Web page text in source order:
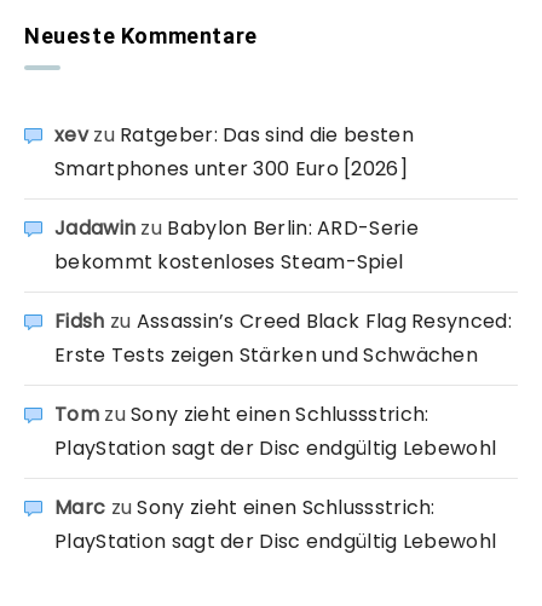
Neueste Kommentare
xevzu Ratgeber: Das sind die besten
Smartphones unter 300 Euro [2026]
Jadawin zu Babylon Berlin: ARD-Serie
bekommt kostenloses Steam-Spiel
Fidsh zu Assassin’s Creed Black Flag Resynced:
Erste Tests zeigen Stärken und Schwächen
TomzuSony zieht einen Schlussstrich:
PlayStation sagt der Disc endgültig Lebewohl
Marc zuSony zieht einen Schlussstrich:
PlayStation sagt der Disc endgültig Lebewohl